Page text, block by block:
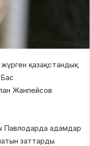
қазақстандық
Жанпейсов
Павлодарда адамдар
заттарды